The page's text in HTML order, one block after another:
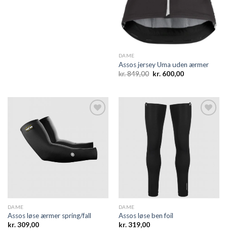
DAME
Assos jersey Uma uden ærmer
kr.849,00 Den
oprindelige
kr. 849,00.
kr.600,00Den
kr. 600,00.
wishlist
DAME
Assos løse ærmer spring/fall
kr.309,00
DAME
Assos løse ben foil
kr.319,00